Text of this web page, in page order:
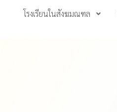
โรงเรียนในสังฆมณฑล